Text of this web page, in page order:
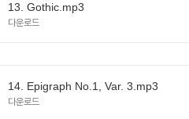
13. Gothic.mp3
다운로드
14. Epigraph No.1, Var. 3.mp3
다운로드